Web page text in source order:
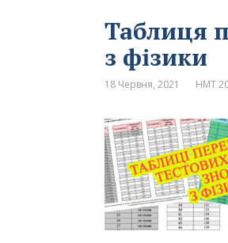
Таблиця
з фізики
18 Червня, 2021 НМТ